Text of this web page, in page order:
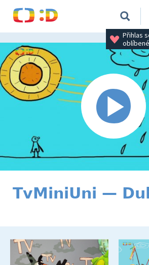
Přihlas
TvMiniUni —